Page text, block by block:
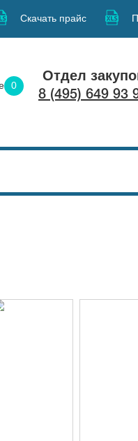
Скачать прайс
0
Отдел
8 (495) 649 93